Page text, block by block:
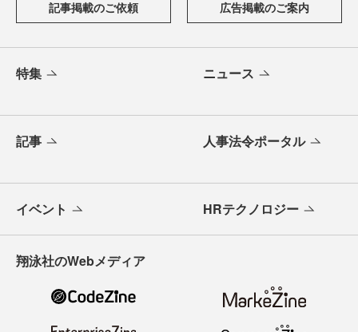
記事掲載のご依頼 広告掲載のご案内
特集 ニュース
記事 人事法令ポータル
イベント HRテクノロジー
翔泳社のWebメディア